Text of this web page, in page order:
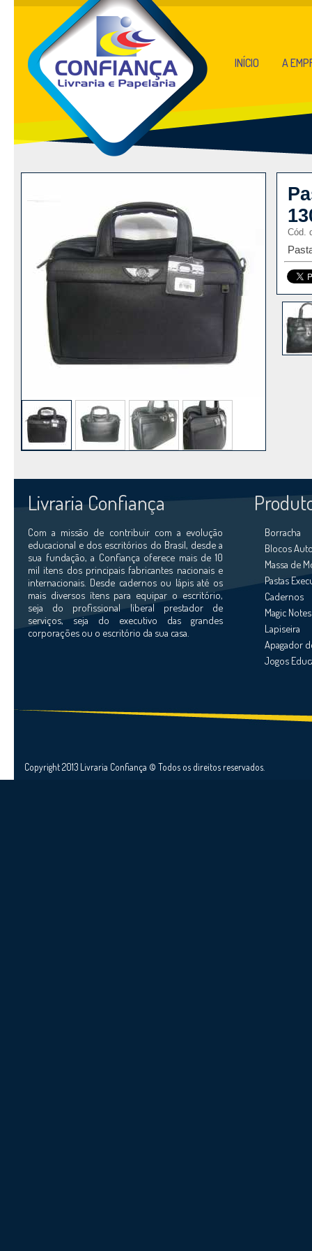
INÍCIO A
Cód.
Livraria Confiança
Com a missão de contribuir com a evolução
educacional e dos escritórios do Brasil, desde a
sua fundação, a Confiança oferece mais de 10
mil itens dos principais fabricantes nacionais e
internacionais. Desde cadernos ou lápis até os
mais diversos ítens para equipar o escritório,
seja do profissional liberal prestador de
serviços, seja do executivo das grandes
corporações ou o escritório da sua casa.
Borracha
Blocos
Massa de
Pastas
Cadernos
Magic
Lapiseira
Apagador
Jogos
Copyright 2013 Livraria Confiança © Todos os direitos reservados.